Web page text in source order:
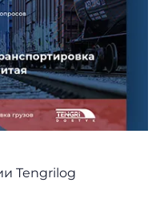
Tengrilog